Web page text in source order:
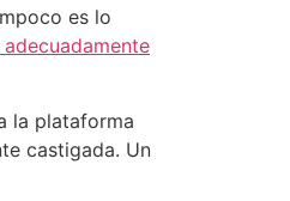
es lo
adecuadamente
la plataforma
castigada. Un